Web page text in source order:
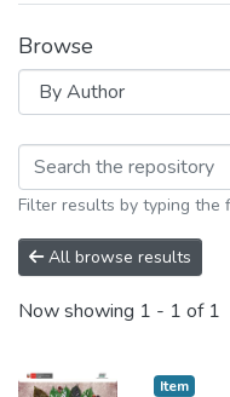
Browse
Browsing
Filter results by typing
All browse results
Now showing 1 - 1 of 1
Item